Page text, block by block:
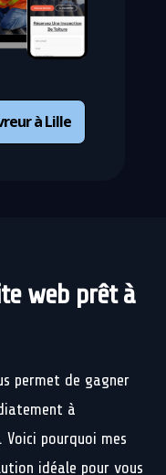
à Lille
web prêt à
permet de gagner
à
pourquoi mes
idéale pour vous